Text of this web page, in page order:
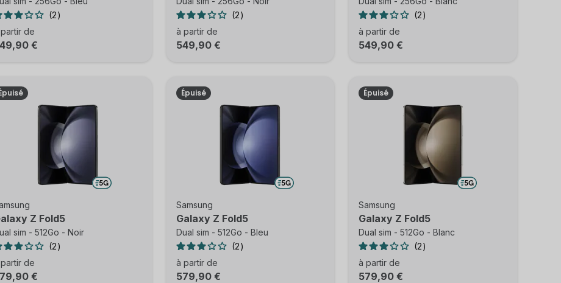
2
de
€
2
à partir de
549,90 €
2
à partir de
549,90 €
Z Fold5
sim - 512Go - Noir
2
de
€
Épuisé
Samsung
Galaxy Z Fold5
Dual sim - 512Go - Bleu
2
à partir de
579,90 €
Épuisé
Samsung
Galaxy Z Fold5
Dual sim - 512Go - Blanc
2
à partir de
579,90 €